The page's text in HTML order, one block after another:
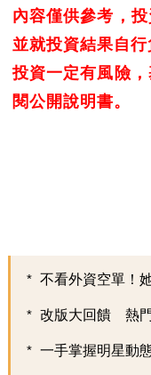
內容僅供參考，
並就投資結果自行
投資一定有風險
閱公開說明書。
不看外資空單！
改版大回饋 熱
一手掌握明星動